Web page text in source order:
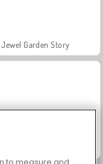
Jewel Garden Story